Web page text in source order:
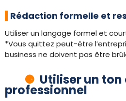
Rédaction formelle et
Utiliser un langage formel et
*Vous quittez peut-être
business ne doivent pas être
Utiliser un
professionnel